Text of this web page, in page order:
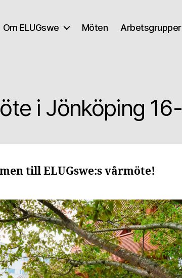
Om ELUGswe Möten Arbetsgrupper
i Jönköping
till ELUGswe:s vårmöte!